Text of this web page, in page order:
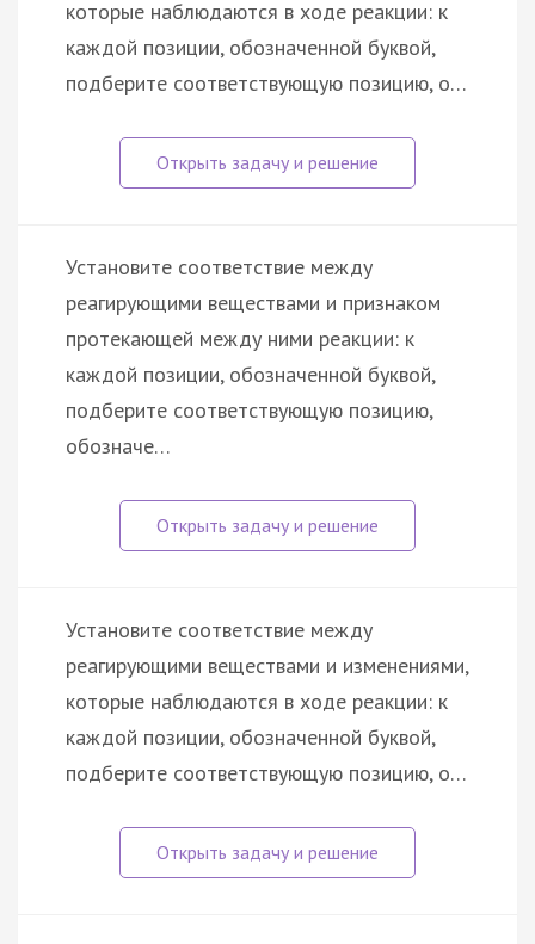
которые наблюдаются в ходе реакции: к
каждой позиции, обозначенной буквой,
подберите соответствующую позицию, о…
Установите соответствие между
реагирующими веществами и признаком
протекающей между ними реакции: к
каждой позиции, обозначенной буквой,
подберите соответствующую позицию,
обозначе…
Установите соответствие между
реагирующими веществами и изменениями,
которые наблюдаются в ходе реакции: к
каждой позиции, обозначенной буквой,
подберите соответствующую позицию, о…